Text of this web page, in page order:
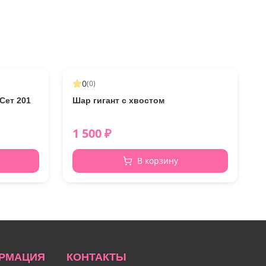
201
0(0)
Шар гигант с хвостом
1 500₽
В корзину
КОНТАКТЫ